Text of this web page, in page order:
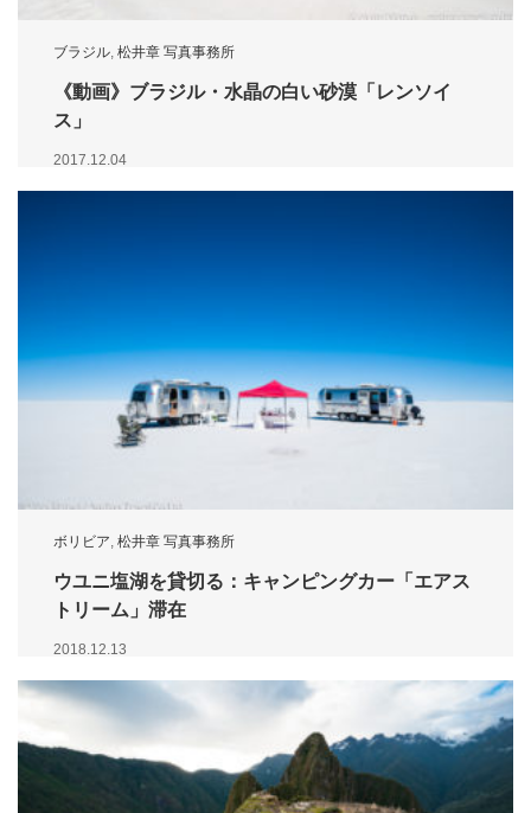
ブラジル 松井章 写真事務所
《動画》ブラジル・水晶の白い砂漠「レンソイ
ス」
2017.12.04
ボリビア, 松井章 写真事務所
ウユニ塩湖を貸切る：キャンピングカー「エアス
トリーム」滞在
2018.12.13